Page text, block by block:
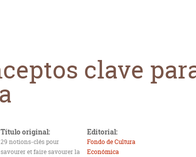
clave
Título original:
29 notions-clés pour
savourer et faire savourer la
Editorial:
Fondo de Cultura
Económica